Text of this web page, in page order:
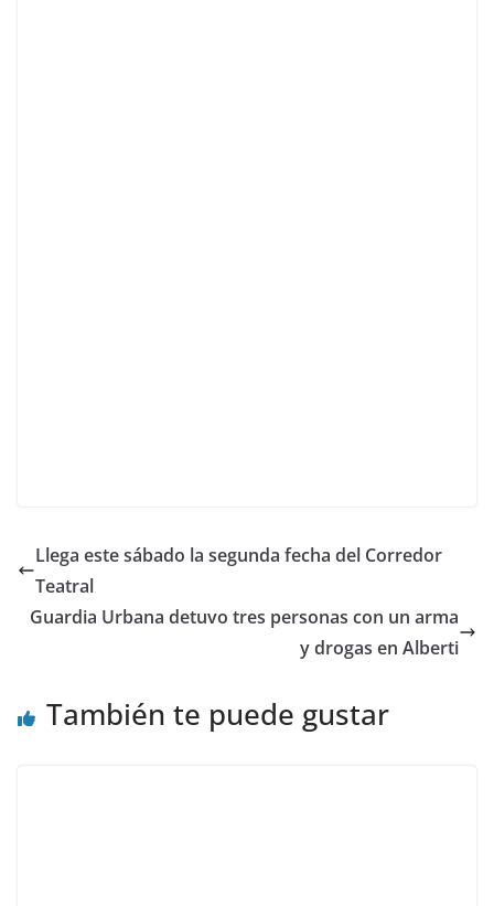
Llega este sábado la segunda fecha del Corredor
Teatral
Guardia Urbana detuvo tres personas con un arma
y drogas en Alberti
También te puede gustar